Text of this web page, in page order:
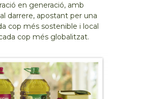
en generació, amb
darrere, apostant per una
cop més sostenible i local
cop més globalitzat.